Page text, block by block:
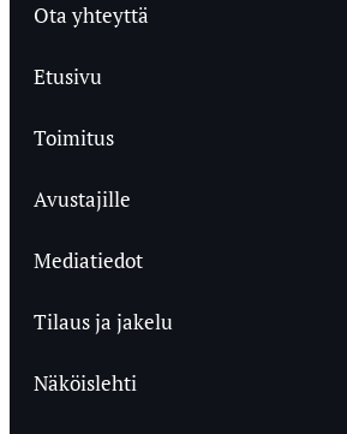
Ota yhteyttä
Etusivu
Toimitus
Avustajille
Mediatiedot
Tilaus ja jakelu
Näköislehti